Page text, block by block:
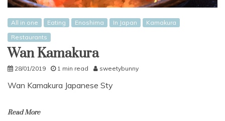
All in one Eating Enoshima In Japan
Kamakura
Restaurants
Wan Kamakura
28/01/2019 1 min read sweetybunny
Wan Kamakura Japanese Sty
Read More